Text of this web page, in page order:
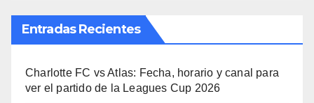
Entradas Recientes
Charlotte FC vs Atlas: Fecha, horario y canal para
ver el partido de la Leagues Cup 2026